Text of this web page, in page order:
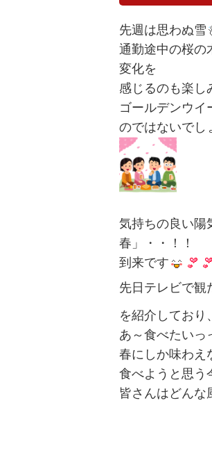
先週は思わぬ雪
通勤途中の桜の
変化を
感じるのも楽し
ゴールデンウ
のではないでし
気持ちの良い陽
春」・・！！
到来です
先日テレビで観
を紹介しており
あ～食べたいっ
春にしか味わえ
食べようと思う
皆さんはどんな